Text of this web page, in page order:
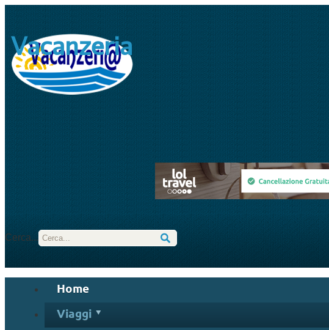
Vacanzeria
Cerca...
Home
Viaggi